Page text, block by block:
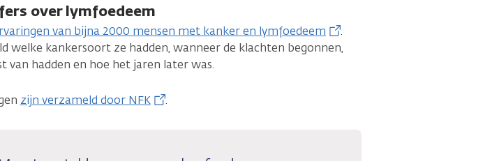
over lymfoedeem
van bijna 2000 mensen met kanker en lymfoedeem
.
welke kankersoort ze hadden, wanneer de klachten begonnen,
van hadden en hoe het jaren later was.
zijn verzameld door NFK .